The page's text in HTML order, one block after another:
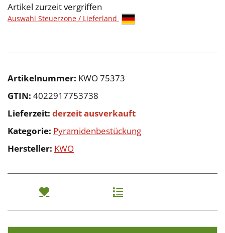
Artikel zurzeit vergriffen
Auswahl Steuerzone / Lieferland
Artikelnummer: KWO 75373
GTIN: 4022917753738
Lieferzeit: derzeit ausverkauft
Kategorie: Pyramidenbestückung
Hersteller: KWO